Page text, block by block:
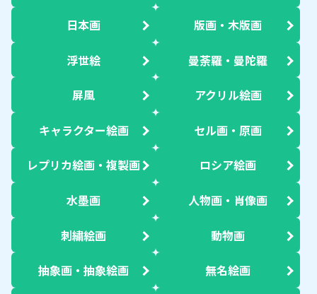
日本画 版画・木版画
浮世絵 曼荼羅・曼陀羅
屏風 アクリル絵画
キャラクター絵画 セル画・原画
レプリカ絵画・複製画 ロシア絵画
水墨画 人物画・肖像画
刺繍絵画 動物画
抽象画・抽象絵画 無名絵画